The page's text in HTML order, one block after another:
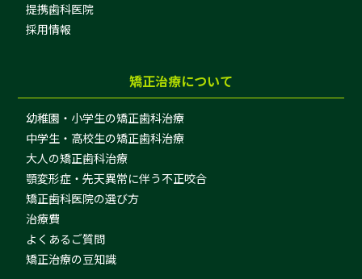
提携歯科医院
採用情報
矯正治療について
幼稚園・小学生の矯正歯科治療
中学生・高校生の矯正歯科治療
大人の矯正歯科治療
顎変形症・先天異常に伴う不正咬合
矯正歯科医院の選び方
治療費
よくあるご質問
矯正治療の豆知識